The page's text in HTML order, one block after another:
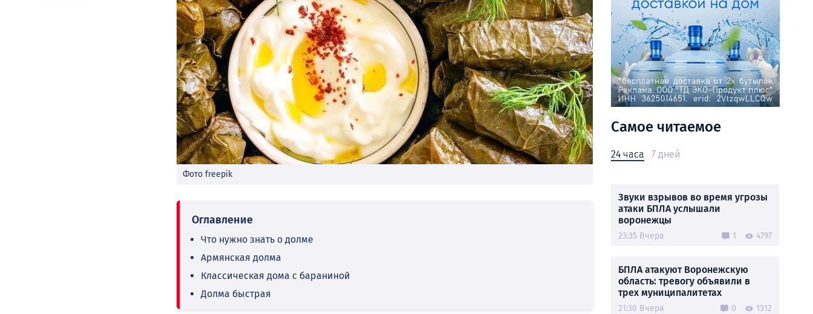
Фото freepik
Что нужно знать о долме
Армянская долма
Классическая дома с бараниной
Долма быстрая
Самое читаемое
24 часа 7 дней
Звуки взрывов во время угрозы
атаки БПЛА услышали
воронежцы
23:35 Вчера 1 4797
БПЛА атакуют Воронежскую
область: тревогу объявили в
трех муниципалитетах
21:30 Вчера 0 1312